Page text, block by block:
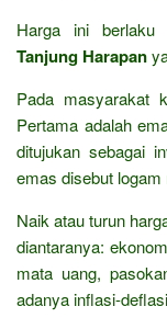
Harga ini berlaku
Tanjung Harapan
Pada masyarakat
Pertama adalah
ditujukan sebagai
emas disebut
Naik atau turun
diantaranya:
mata uang,
adanya inflasi-